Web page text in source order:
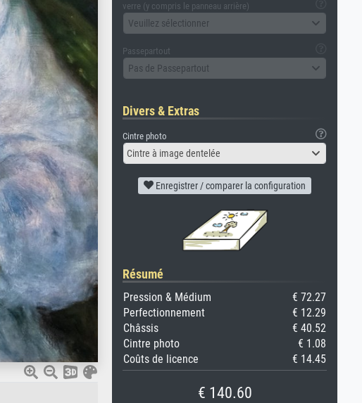
verre (y compris le panneau arrière)
Veuillez sélectionner
Passepartout
Pas de Passepartout
Divers & Extras
Cintre photo
Cintre à image dentelée
Enregistrer / comparer la configuration
Résumé
Pression & Médium
€ 72.27
Perfectionnement
€ 12.29
Châssis
€ 40.52
Cintre photo
€ 1.08
Coûts de licence
€ 14.45
€ 140.60